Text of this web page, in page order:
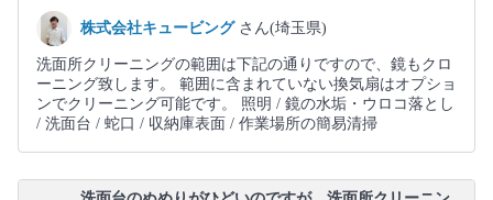
株式会社キュービング さん(埼玉県)
洗面所クリーニングの範囲は下記の通りですので、鏡もクロ
ーニング致します。 範囲に含まれていない換気扇はオプショ
ンでクリーニング可能です。 照明 / 鏡の水垢・ウロコ落とし
/ 洗面台 / 蛇口 / 収納庫表面 / 作業場所の簡易清掃